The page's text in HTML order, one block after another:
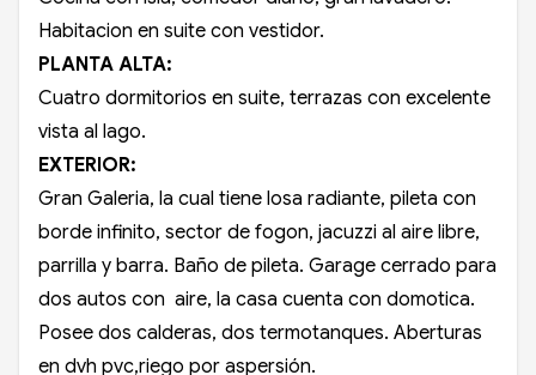
Habitacion en suite con vestidor.
PLANTA ALTA:
Cuatro dormitorios en suite, terrazas con excelente
vista al lago.
EXTERIOR:
Gran Galeria, la cual tiene losa radiante, pileta con
borde infinito, sector de fogon, jacuzzi al aire libre,
parrilla y barra. Baño de pileta. Garage cerrado para
dos autos con aire, la casa cuenta con domotica.
Posee dos calderas, dos termotanques. Aberturas
en dvh pvc,riego por aspersión.